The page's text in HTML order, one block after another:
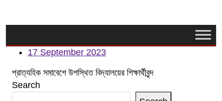
17 September 2023
প্রাত্যহিক সমাবেশে উপস্থিত বিদ্যালয়ের শিক্ষার্থীবৃন্দ
Search